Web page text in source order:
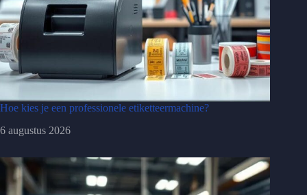
Hoe kies je een professionele etiketteermachine?
6 augustus 2026